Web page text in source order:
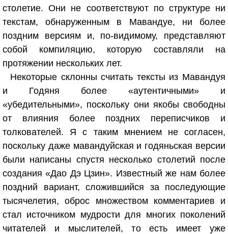
столетие. Они не соответствуют по структуре ни
текстам, обнаруженным в Мавандуе, ни более
поздним версиям и, по-видимому, представляют
собой компиляцию, которую составляли на
протяжении нескольких лет.
Некоторые склонны считать тексты из Мавандуя
и Годяня более «аутентичными» и
«убедительными», поскольку они якобы свободны
от влияния более поздних переписчиков и
толкователей. Я с таким мнением не согласен,
поскольку даже мавандуйская и годяньская версии
были написаны спустя несколько столетий после
создания «Дао Дэ Цзин». Известный же нам более
поздний вариант, сложившийся за последующие
тысячелетия, оброс множеством комментариев и
стал источником мудрости для многих поколений
читателей и мыслителей, то есть имеет уже